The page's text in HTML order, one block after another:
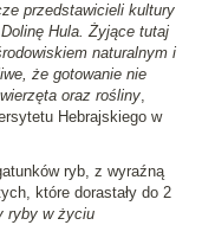
przedstawicieli kultury
Hula. Żyjące tutaj
naturalnym i
że gotowanie nie
oraz rośliny,
Hebrajskiego w
ryb, z wyraźną
które dorastały do 2
ryby w życiu